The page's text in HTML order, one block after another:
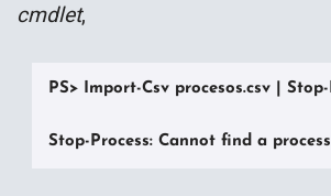
cmdlet,
PS> Import-Csv procesos.csv | Stop-
Stop-Process: Cannot find a